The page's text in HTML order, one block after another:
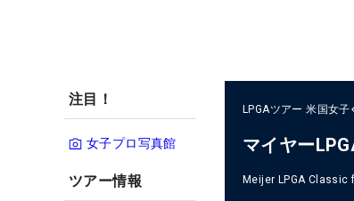
注目！
女子プロ写真館
ツアー情報
LPGAツアー 米国女子
マイヤー
Meijer LPGA Classic